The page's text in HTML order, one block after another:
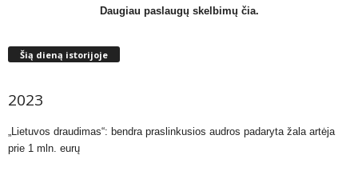
Daugiau paslaugų skelbimų čia.
Šią dieną istorijoje
2023
„Lietuvos draudimas“: bendra praslinkusios audros padaryta žala artėja
prie 1 mln. eurų